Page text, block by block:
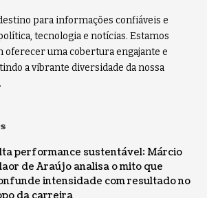
para informações confiáveis e
tecnologia e notícias. Estamos
uma cobertura engajante e
a vibrante diversidade da nossa
performance sustentável: Márcio
de Araújo analisa o mito que
intensidade com resultado no